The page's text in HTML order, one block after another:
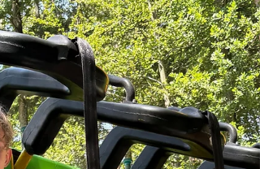
Brotproduktion hautnah
Im Rahmen eines Projekttages besuchten die 3.
Klassen die Bäckerei Ertl in Merkendorf. Unter
fachkundiger Führung erhielten sie einen
interessanten Einblick in die Welt des
traditionellen Backhandwerks. Besonders
beeindruckt zeigten sich die Schülerinnen von
der Sortenvielfalt an Broten, Gebäck sowie
Torten und den großen Knetmaschinen und der